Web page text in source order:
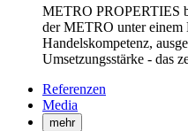
METRO PROPERTIES
der METRO unter einem
Handelskompetenz,
Umsetzungsstärke - das
Referenzen
Media
mehr